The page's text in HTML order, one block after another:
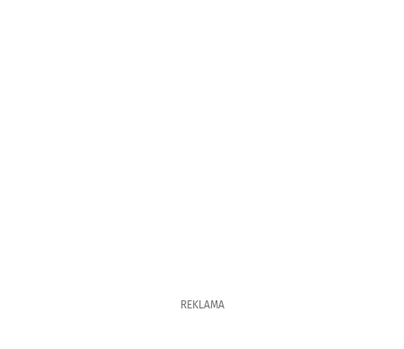
REKLAMA